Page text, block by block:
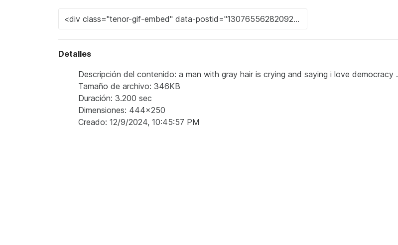
Detalles
Descripción del contenido: a man with gray hair is crying and saying i love democracy .
Tamaño de archivo: 346KB
Duración: 3.200 sec
Dimensiones: 444x250
Creado: 12/9/2024, 10:45:57 PM